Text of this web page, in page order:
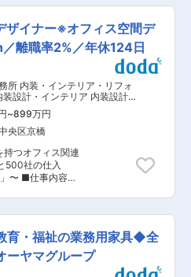
2.7%（定年退職
おり、2025年
した。 ・産育休
わず活用され
以上の確かな歴
ェアやCT・レ
科医療の発展を
ザーや画像診断
を誇り、高い技
の最大の強みで
化』技術や
います。 属人的
駄のない生産体
意と工夫」を大
られるチャレン
室、ゴルフ店
ェーン店舗…
内装設計
立させながら、
空間を創出いた
、壁や床、天井
、色彩計画な
要素を総合的に
きます。 ■お
引の依頼がメイ
コンやサブコン
社ECサイトを持
現。 そのため、
を提供すること
ており、今後さ
実績
ック…幅広い現
事をメイン事業
ットネスなど多
ザイナー※オフィス空間デ
離職率2%／年休124日
所 内装・インテリア・リフォ
装設計・インテリア 内装設計
ス）
~899万円
央区京橋
つオフィス関連
500社の仕入
容：
ただきます。顧
る組織作りがで
仕事です。 ・基
環境ですが、案
の提案やヒアリ
育・福祉の業務用家具◆全
ーヤマグループ